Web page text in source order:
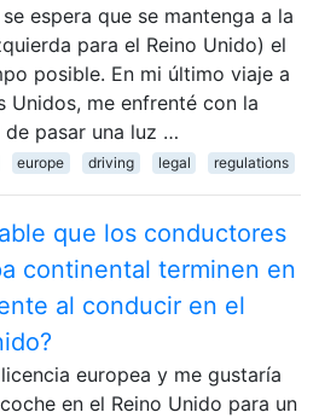
espera que se mantenga a la
para el Reino Unido) el
posible. En mi último viaje a
Unidos, me enfrenté con la
pasar una luz …
europe driving legal regulations
que los conductores
continental terminen en
al conducir en el
europea y me gustaría
en el Reino Unido para un